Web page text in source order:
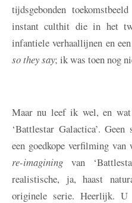
tijdsgebonden
instant culthit die in het
infantiele verhaallijnen en
so they say; ik was toen nog
Maar nu leef ik wel, en
‘Battlestar Galactica’.
een goedkope verfilming
re-imagining van
realistische, ja, haast
originele serie. Heerlijk.